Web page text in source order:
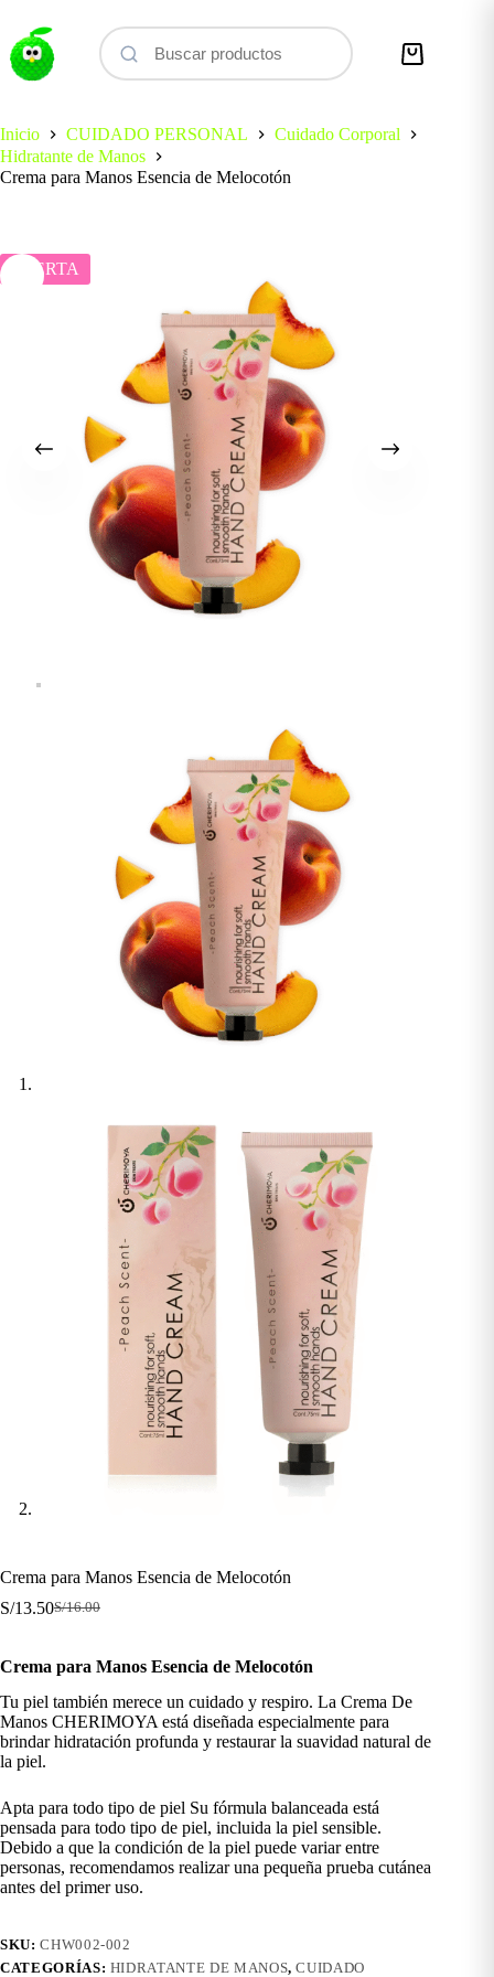
contenido
Carro
Inicio
CUIDADO PERSONAL
Cuidado Corporal
Hidratante de Manos
Crema para Manos Esencia de Melocotón
OFERTA
Crema para Manos Esencia de Melocotón
S/16.00
El
era:
S/16.00.
S/13.50El
es:
S/13.50.
Crema para Manos Esencia de Melocotón
Tu piel también merece un cuidado y respiro. La Crema De
Manos CHERIMOYA está diseñada especialmente para
brindar hidratación profunda y restaurar la suavidad natural de
la piel.
Apta para todo tipo de piel Su fórmula balanceada está
pensada para todo tipo de piel, incluida la piel sensible.
Debido a que la condición de la piel puede variar entre
personas, recomendamos realizar una pequeña prueba cutánea
antes del primer uso.
SKU:CHW002-002
CATEGORÍAS: HIDRATANTE DE MANOS,CUIDADO